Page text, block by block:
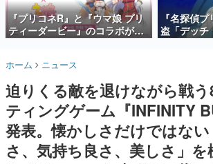
SNS拡散数が数千以上！ ページビュ
ど。多くの人々に読まれた、電ファ
事をまとめました。
名作ゲームクリエイターの方々に製
きます。
赫本
この物語を解いてはいけない。『赫
の形をした短編ホラー小説集です。
『プリコネR』と『ウマ娘 プリ
ティーダービー』のコラボが決
定！“最大170連無料”の8.5周年
『名探偵
盗「デッチ
キャストは
シスマイ
ホーム ニュース
迫りくる敵を退けながら戦
ティングゲーム『INFINITY
発表。懐かしさだけではな
さ、気持ち良さ、美しさ」を